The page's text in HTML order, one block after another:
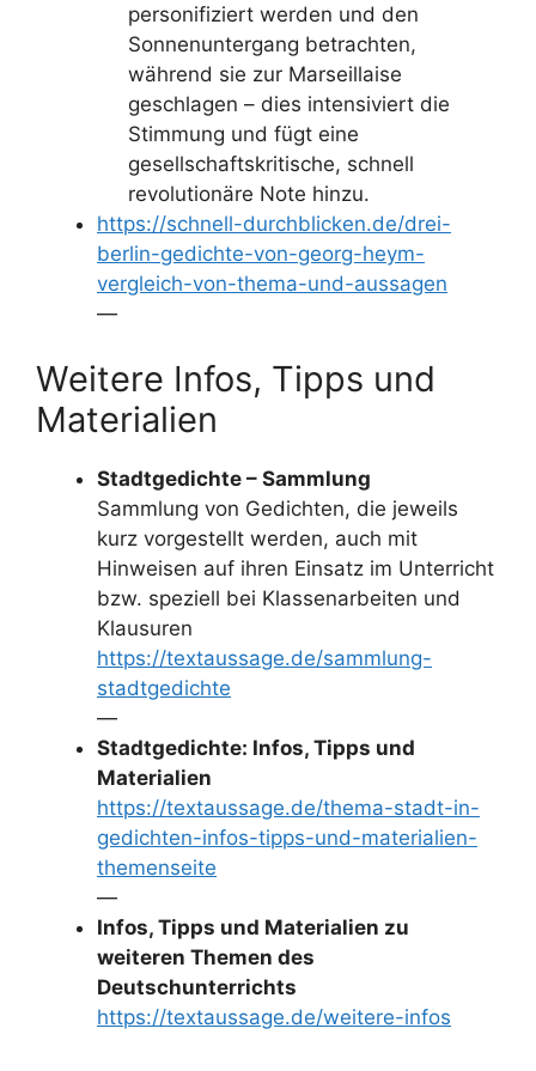
personifiziert werden und den
Sonnenuntergang betrachten,
während sie zur Marseillaise
geschlagen – dies intensiviert die
Stimmung und fügt eine
gesellschaftskritische, schnell
revolutionäre Note hinzu.
https://schnell-durchblicken.de/drei-
berlin-gedichte-von-georg-heym-
vergleich-von-thema-und-aussagen
—
Weitere Infos, Tipps und
Materialien
Stadtgedichte – Sammlung
Sammlung von Gedichten, die jeweils
kurz vorgestellt werden, auch mit
Hinweisen auf ihren Einsatz im Unterricht
bzw. speziell bei Klassenarbeiten und
Klausuren
https://textaussage.de/sammlung-
stadtgedichte
—
Stadtgedichte: Infos, Tipps und
Materialien
https://textaussage.de/thema-stadt-in-
gedichten-infos-tipps-und-materialien-
themenseite
—
Infos, Tipps und Materialien zu
weiteren Themen des
Deutschunterrichts
https://textaussage.de/weitere-infos